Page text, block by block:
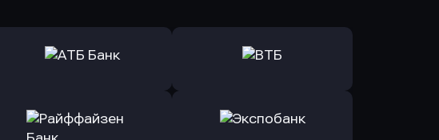
Оправить заявку
в АТБ Банк
Оправить заявку